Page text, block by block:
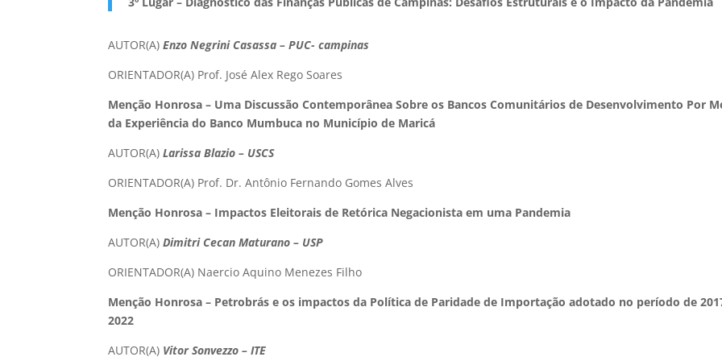
AUTOR(A)Enzo Negrini Casassa – PUC- campinas
ORIENTADOR(A) Prof. José Alex Rego Soares
Menção Honrosa – Uma Discussão Contemporânea Sobre os Bancos Comunitários de Desenvolvimento Por
da Experiência do Banco Mumbuca no Município de Maricá
AUTOR(A)Larissa Blazio – USCS
ORIENTADOR(A) Prof. Dr. Antônio Fernando Gomes Alves
Menção Honrosa – Impactos Eleitorais de Retórica Negacionista em uma Pandemia
AUTOR(A)Dimitri Cecan Maturano – USP
ORIENTADOR(A) Naercio Aquino Menezes Filho
Menção Honrosa – Petrobrás e os impactos da Política de Paridade de Importação adotado no período de
2022
AUTOR(A) Vitor Sonvezzo – ITE